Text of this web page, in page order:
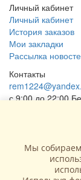
Личный кабинет
Личный кабинет
История заказов
Мои закладки
Рассылка
Контакты
с 9:00 до 22:00
Г. Москва ул.
(с) 2015 - 2026
преследуется
Мы собираем